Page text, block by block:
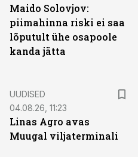
Maido Solovjov:
piimahinna riski ei saa
lõputult ühe osapoole
kanda jätta
UUDISED
04.08.26, 11:23
Linas Agro avas
Muugal viljaterminali